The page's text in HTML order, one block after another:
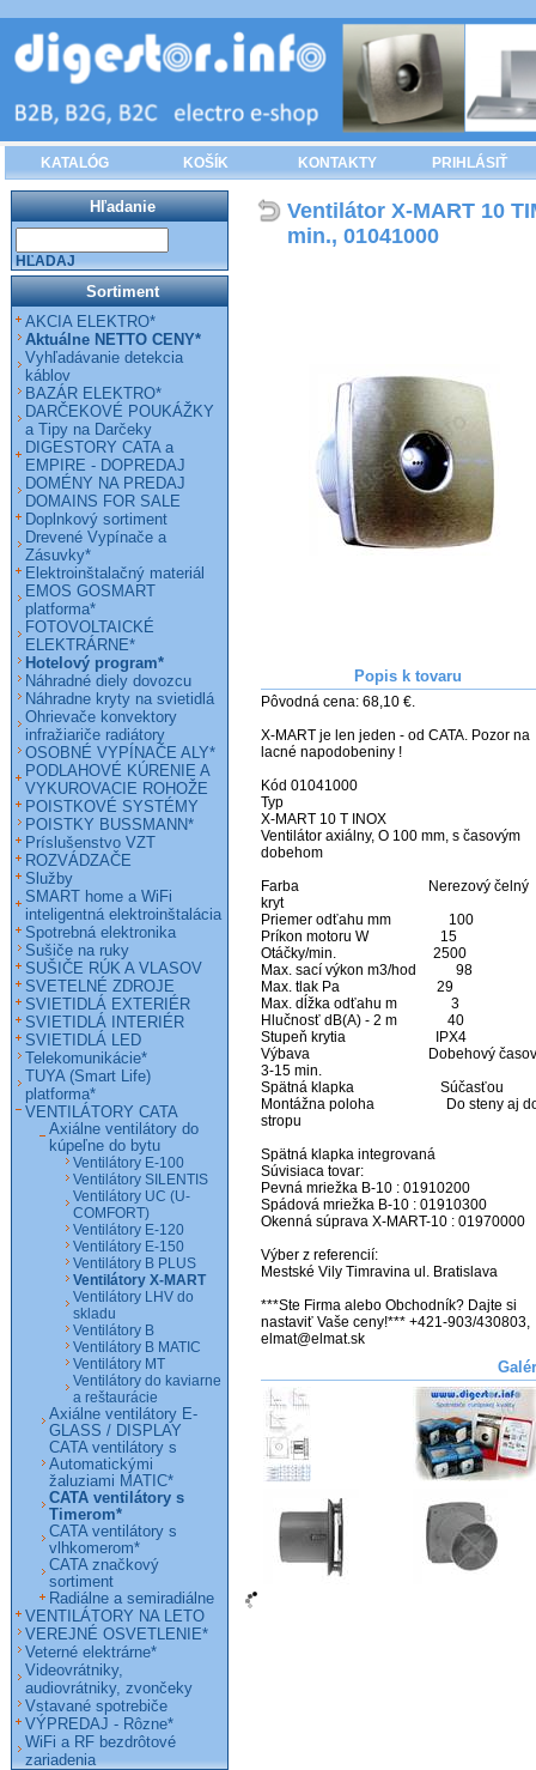
KATALÓG KOŠÍK KONTAKTY PRIHLÁSIŤ
Ventilátor X-MART 10
min., 01041000
Popis k tovaru
Pôvodná cena: 68,10 €.
X-MART je len jeden - od CATA. Pozor na
lacné napodobeniny !
Kód 01041000
Typ
X-MART 10 T INOX
Ventilátor axiálny, O 100 mm, s časovým
dobehom
Farba                                    Nerezový čelný
kryt
Priemer odťahu mm                100
Príkon motoru W                    15
Otáčky/min.                           2500
Max. sací výkon m3/hod           98
Max. tlak Pa                           29
Max. dĺžka odťahu m               3
Hlučnosť dB(A) - 2 m              40
Stupeň krytia                         IPX4
Výbava                                 Dobehový
3-15 min.
Spätná klapka                        Súčasťou
Montážna poloha                    Do steny aj
stropu
Spätná klapka integrovaná
Súvisiaca tovar:
Pevná mriežka B-10 : 01910200
Spádová mriežka B-10 : 01910300
Okenná súprava X-MART-10 : 01970000
Výber z referencií:
Mestské Vily Timravina ul. Bratislava
***Ste Firma alebo Obchodník? Dajte si
nastaviť Vaše ceny!*** +421-903/430803,
elmat@elmat.sk
Hľadanie
HĽADAJ
Sortiment
AKCIA ELEKTRO*
Aktuálne NETTO CENY*
Vyhľadávanie detekcia
káblov
BAZÁR ELEKTRO*
DARČEKOVÉ POUKÁŽKY
a Tipy na Darčeky
DIGESTORY CATA a
EMPIRE - DOPREDAJ
DOMÉNY NA PREDAJ
DOMAINS FOR SALE
Doplnkový sortiment
Drevené Vypínače a
Zásuvky*
Elektroinštalačný materiál
EMOS GOSMART
platforma*
FOTOVOLTAICKÉ
ELEKTRÁRNE*
Hotelový program*
Náhradné diely dovozcu
Náhradne kryty na svietidlá
Ohrievače konvektory
infražiariče radiátory
OSOBNÉ VYPÍNAČE ALY*
PODLAHOVÉ KÚRENIE A
VYKUROVACIE ROHOŽE
POISTKOVÉ SYSTÉMY
POISTKY BUSSMANN*
Príslušenstvo VZT
ROZVÁDZAČE
Služby
SMART home a WiFi
inteligentná elektroinštalácia
Spotrebná elektronika
Sušiče na ruky
SUŠIČE RÚK A VLASOV
SVETELNÉ ZDROJE
SVIETIDLÁ EXTERIÉR
SVIETIDLÁ INTERIÉR
SVIETIDLÁ LED
Telekomunikácie*
TUYA (Smart Life)
platforma*
VENTILÁTORY CATA
Axiálne ventilátory do
kúpeľne do bytu
Ventilátory E-100
Ventilátory SILENTIS
Ventilátory UC (U-
COMFORT)
Ventilátory E-120
Ventilátory E-150
Ventilátory B PLUS
Ventilátory X-MART
Ventilátory LHV do
skladu
Ventilátory B
Ventilátory B MATIC
Ventilátory MT
Ventilátory do kaviarne
a reštaurácie
Axiálne ventilátory E-
GLASS / DISPLAY
CATA ventilátory s
Automatickými
žaluziami MATIC*
CATA ventilátory s
Timerom*
CATA ventilátory s
vlhkomerom*
CATA značkový
sortiment
Radiálne a semiradiálne
VENTILÁTORY NA LETO
VEREJNÉ OSVETLENIE*
Veterné elektrárne*
Videovrátniky,
audiovrátniky, zvončeky
Vstavané spotrebiče
VÝPREDAJ - Rôzne*
WiFi a RF bezdrôtové
zariadenia